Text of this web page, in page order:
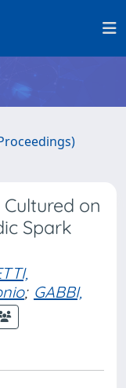
on
Spark
; GABBI,